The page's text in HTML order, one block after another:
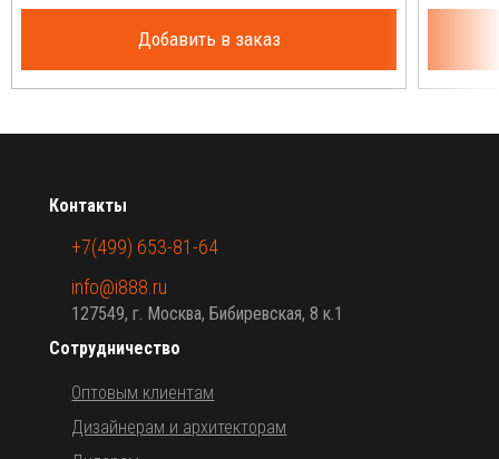
Добавить в заказ
Сотрудничество
Оптовым клиентам
Дизайнерам и архитекторам
Контакты
+7(499) 653-81-64
info@i888.ru
127549, г. Москва, Бибиревская, 8 к.1